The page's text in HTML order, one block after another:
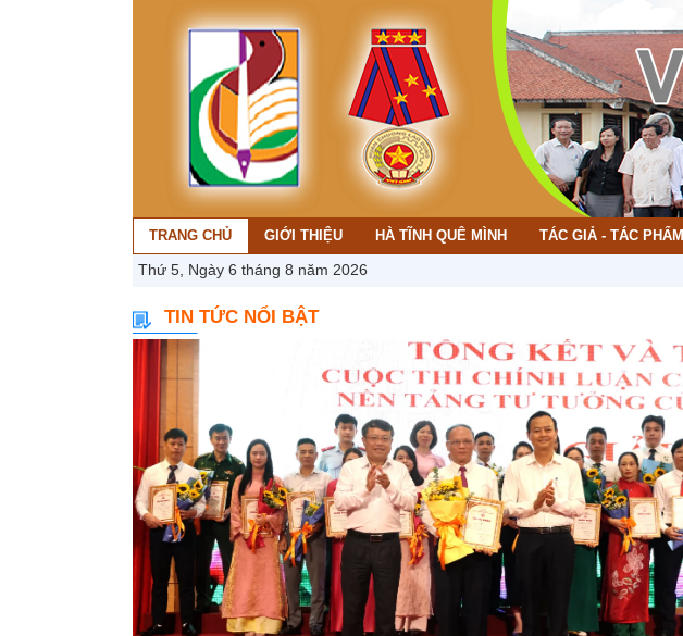
TRANG CHỦ GIỚI THIỆU HÀ TĨNH QUÊ MÌNH TÁC GIẢ - TÁC PHẨM
Thứ 5, Ngày 6 tháng 8 năm 2026
TIN TỨC NỔI BẬT